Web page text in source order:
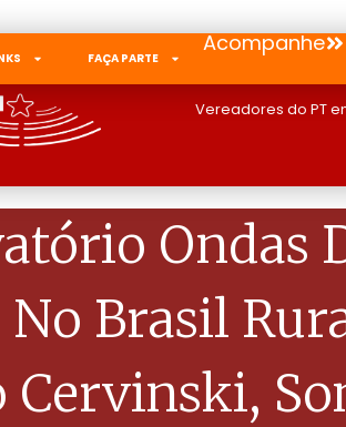
FAÇA PARTE
Acompanhe
Vereadores do PT
Ondas
No Brasil